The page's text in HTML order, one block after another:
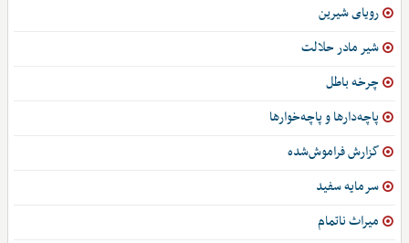
رویای شیرین
شیر مادر حلالت
چرخه باطل
پاچه‌دارها و پاچه‌خوارها
گزارش فراموش‌شده
سرمایه سفید
میراث ناتمام